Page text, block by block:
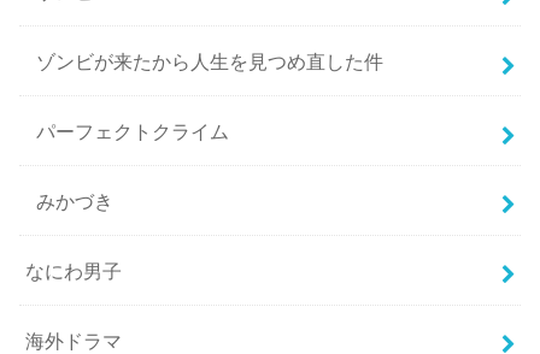
ゾンビが来たから人生を見つめ直した件
パーフェクトクライム
みかづき
なにわ男子
海外ドラマ